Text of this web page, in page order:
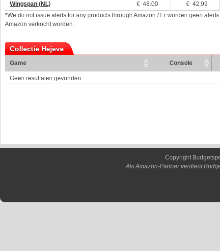
Wingspan (NL) €48.00
€ 42.99
*We do not issue alerts for any products through Amazon / Er worden geen
Amazon verkocht worden.
Collectie Hejeve
Game Console
Geen resultaten gevonden
Copyright
Als Amazon-Partner verdient